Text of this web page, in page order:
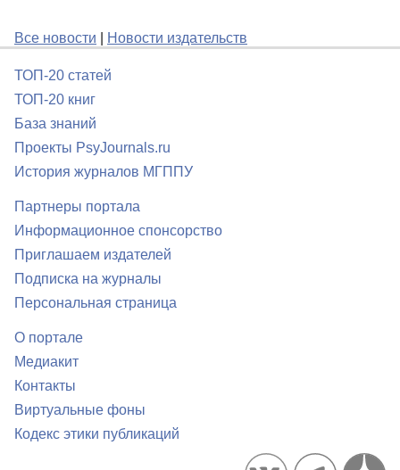
Все новости Новости издательств
ТОП-20 статей
ТОП-20 книг
База знаний
Проекты PsyJournals.ru
История журналов МГППУ
Партнеры портала
Информационное спонсорство
Приглашаем издателей
Подписка на журналы
Персональная страница
О портале
Медиакит
Контакты
Виртуальные фоны
Кодекс этики публикаций